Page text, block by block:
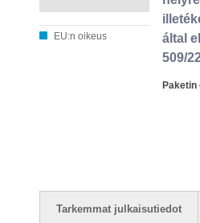
EU:n oikeus
által
509/
Paketin
Tarkemmat julkaisutiedot